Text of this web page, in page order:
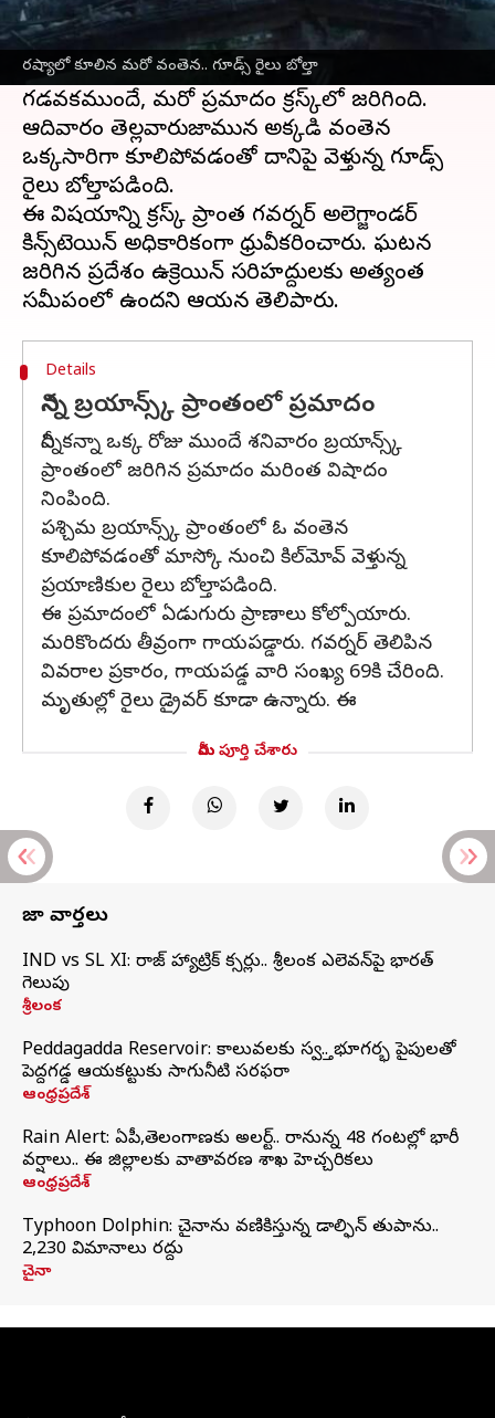
రష్యాలో కూలిన మరో వంతెన.. గూడ్స్ రైలు బోల్తా
రష్యాలో వంతెన ప్రమాదాలు ఆందోళన కలిగిస్తున్నాయి.
శనివారం బ్రయాన్స్క్‌లో రైలు వంతెన కూలిపోవడంతో
ఘోర ప్రమాదం చోటుచేసుకుని 24 గంటలు
గడవకముందే, మరో ప్రమాదం క్రస్క్‌లో జరిగింది.
ఆదివారం తెల్లవారుజామున అక్కడి వంతెన
ఒక్కసారిగా కూలిపోవడంతో దానిపై వెళ్తున్న గూడ్స్‌
రైలు బోల్తాపడింది.
ఈ విషయాన్ని క్రస్క్‌ ప్రాంత గవర్నర్‌ అలెగ్జాండర్‌
కిన్స్‌టెయిన్‌ అధికారికంగా ధ్రువీకరించారు. ఘటన
జరిగిన ప్రదేశం ఉక్రెయిన్‌ సరిహద్దులకు అత్యంత
Details
నిన్న బ్రయాన్స్క్‌ ప్రాంతంలో ప్రమాదం
దీన్నికన్నా ఒక్క రోజు ముందే శనివారం బ్రయాన్స్క్‌
ప్రాంతంలో జరిగిన ప్రమాదం మరింత విషాదం
నింపింది.
పశ్చిమ బ్రయాన్స్క్‌ ప్రాంతంలో ఓ వంతెన
కూలిపోవడంతో మాస్కో నుంచి కిల్‌మోవ్‌ వెళ్తున్న
ప్రయాణికుల రైలు బోల్తాపడింది.
ఈ ప్రమాదంలో ఏడుగురు ప్రాణాలు కోల్పోయారు.
మరికొందరు తీవ్రంగా గాయపడ్డారు. గవర్నర్‌ తెలిపిన
వివరాల ప్రకారం, గాయపడ్డ వారి సంఖ్య 69కి చేరింది.
మృతుల్లో రైలు డ్రైవర్‌ కూడా ఉన్నారు. ఈ
మీరు పూర్తి చేశారు
తాజా వార్తలు
IND vs SL XI: సిరాజ్‌ హ్యాట్రిక్‌ సిక్సర్లు.. శ్రీలంక ఎలెవన్‌పై భారత్‌
గెలుపు
శ్రీలంక
Peddagadda Reservoir: కాలువలకు స్వస్తి.. భూగర్భ పైపులతో
పెద్దగడ్డ ఆయకట్టుకు సాగునీటి సరఫరా
ఆంధ్రప్రదేశ్
Rain Alert: ఏపీ,తెలంగాణకు అలర్ట్.. రానున్న 48 గంటల్లో భారీ
వర్షాలు.. ఈ జిల్లాలకు వాతావరణ శాఖ హెచ్చరికలు
ఆంధ్రప్రదేశ్
Typhoon Dolphin: చైనాను వణికిస్తున్న డాల్ఫిన్‌ తుపాను..
2,230 విమానాలు రద్దు
చైనా